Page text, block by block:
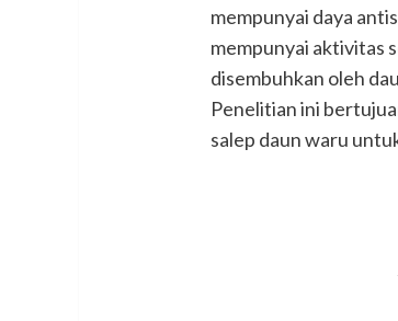
mempunyai daya
mempunyai aktivitas
disembuhkan oleh
Penelitian ini
salep daun waru